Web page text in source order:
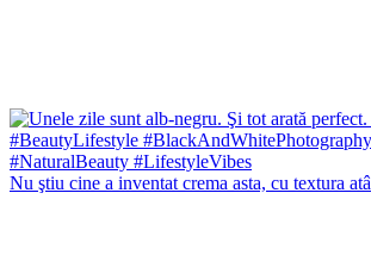
Nu ştiu cine a inventat crema asta, cu textura atâ